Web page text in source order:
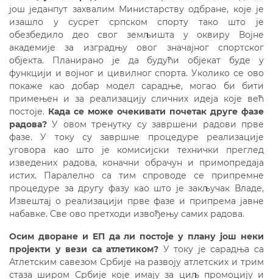
још једанпут захвалим Министарству одбране, које је
изашло у сусрет српском спорту тако што је
обезбедило део свог земљишта у оквиру Војне
академије за изградњу овог значајног спортског
објекта. Планирано је да будући објекат буде у
функцији и војног и цивилног спорта. Уколико се ово
покаже као добар модел сарадње, могао би бити
примењен и за реализацију сличних идеја које већ
постоје. Када се може очекивати почетак друге фазе
радова? У овом тренутку су завршени радови прве
фазе. У току су завршне процедуре реализације
уговора као што је комисијски технички преглед
изведених радова, коначни обрачун и примопредаја
истих. Паралелно са тим спроводе се припремне
процедуре за другу фазу као што је закључак Владе,
Извештај о реализацији прве фазе и припрема јавне
набавке. Све ово претходи извођењу самих радова.
Осим дворане и ЕП да ли постоје у плану још неки
пројекти у вези са атлетиком? У току је сарадња са
Атлетским савезом Србије на развоју атлетских и трим
стаза широм Србије које имају за циљ промоцију и